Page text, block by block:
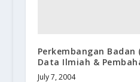
Perkembangan
Data Ilmiah &
July 7, 2004